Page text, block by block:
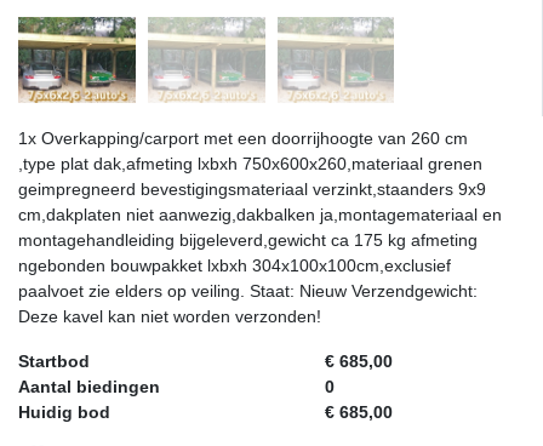
1x Overkapping/carport met een doorrijhoogte van 260 cm
,type plat dak,afmeting lxbxh 750x600x260,materiaal grenen
geimpregneerd bevestigingsmateriaal verzinkt,staanders 9x9
cm,dakplaten niet aanwezig,dakbalken ja,montagemateriaal en
montagehandleiding bijgeleverd,gewicht ca 175 kg afmeting
ngebonden bouwpakket lxbxh 304x100x100cm,exclusief
paalvoet zie elders op veiling. Staat: Nieuw Verzendgewicht:
Deze kavel kan niet worden verzonden!
Startbod
€ 685,00
Aantal biedingen
0
Huidig bod
€ 685,00